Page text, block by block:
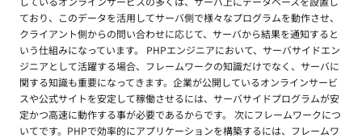
ており、このデータを活用してサーバ側で様々なプログラムを動作させ、
クライアント側からの問い合わせに応じて、サーバから結果を通知すると
いう仕組みになっています。 PHPエンジニアにおいて、サーバサイドエン
ジニアとして活躍する場合、フレームワークの知識だけでなく、サーバに
関する知識も重要になってきます。企業が公開しているオンラインサービ
スや公式サイトを安定して稼働させるには、サーバサイドプログラムが安
定かつ高速に動作する事が必要であるからです。 次にフレームワークにつ
いてです。PHPで効率的にアプリケーションを構築するには、フレームワ